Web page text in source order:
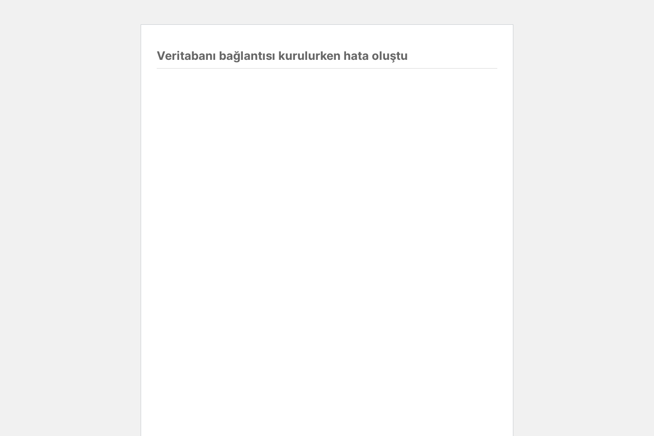
Veritabanı bağlantısı kurulurken hata oluştu